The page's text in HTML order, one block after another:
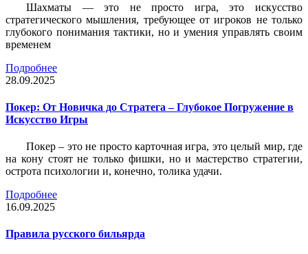
Шахматы — это не просто игра, это искусство
стратегического мышления, требующее от игроков не только
глубокого понимания тактики, но и умения управлять своим
временем
Подробнее
28.09.2025
Покер: От Новичка до Стратега – Глубокое Погружение в
Искусство Игры
Покер – это не просто карточная игра, это целый мир, где
на кону стоят не только фишки, но и мастерство стратегии,
острота психологии и, конечно, толика удачи.
Подробнее
16.09.2025
Правила русского бильярда